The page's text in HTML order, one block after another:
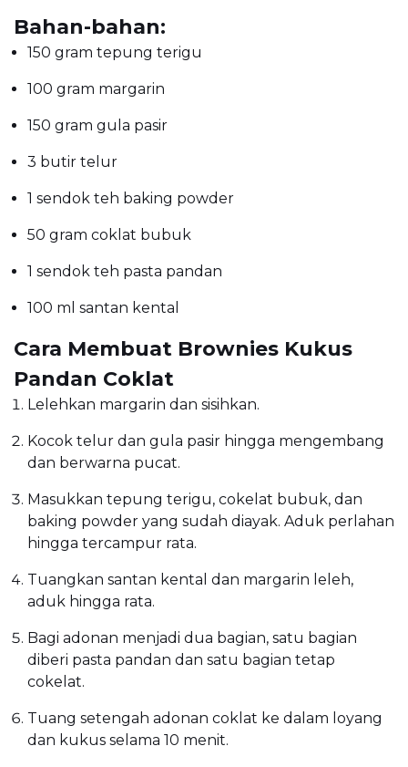
Bahan-bahan:
150 gram tepung terigu
100 gram margarin
150 gram gula pasir
3 butir telur
1 sendok teh baking powder
50 gram coklat bubuk
1 sendok teh pasta pandan
100 ml santan kental
Cara Membuat Brownies Kukus
Pandan Coklat
Lelehkan margarin dan sisihkan.
Kocok telur dan gula pasir hingga mengembang
dan berwarna pucat.
Masukkan tepung terigu, cokelat bubuk, dan
baking powder yang sudah diayak. Aduk perlahan
hingga tercampur rata.
Tuangkan santan kental dan margarin leleh,
aduk hingga rata.
Bagi adonan menjadi dua bagian, satu bagian
diberi pasta pandan dan satu bagian tetap
cokelat.
Tuang setengah adonan coklat ke dalam loyang
dan kukus selama 10 menit.